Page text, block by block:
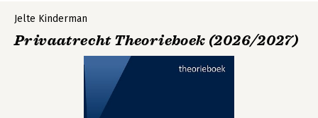
Jelte Kinderman
Privaatrecht Theorieboek (2026/2027)